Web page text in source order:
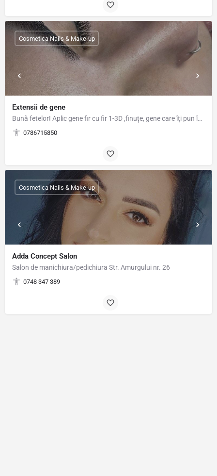
Extensii de gene
Bună fetelor! Aplic gene fir cu fir 1-3D ,finuțe, gene care îți pun în evidenta frumusețea ochilor și de…
0786715850
Cosmetica Nails & Make-up
Adda Concept Salon
Salon de manichiura/pedichiura Str. Amurgului nr. 26
0748 347 389
Cosmetica Nails & Make-up